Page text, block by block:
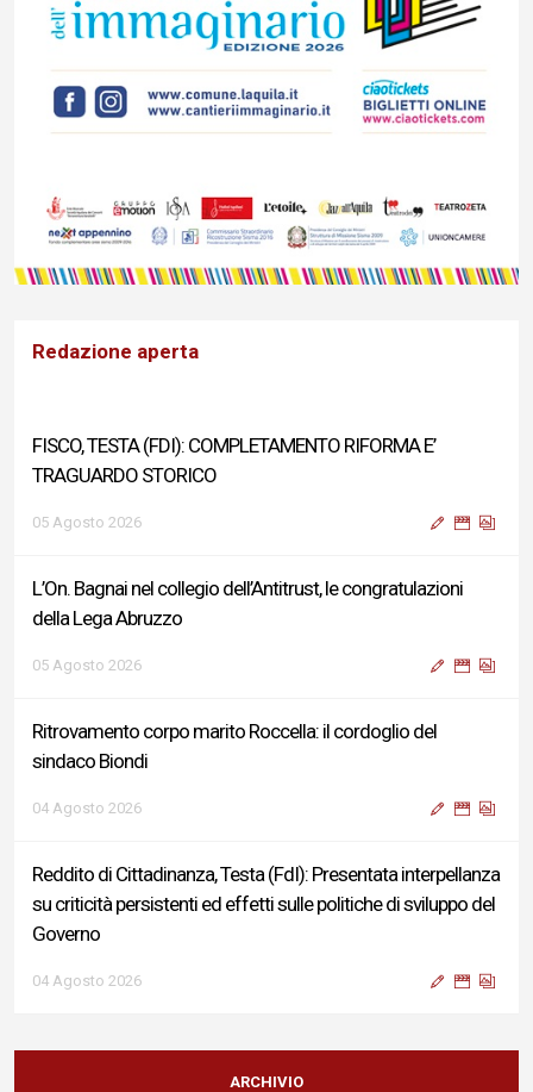
Redazione aperta
FISCO, TESTA (FDI): COMPLETAMENTO RIFORMA E’
TRAGUARDO STORICO
05 Agosto 2026
L’On. Bagnai nel collegio dell’Antitrust, le congratulazioni
della Lega Abruzzo
05 Agosto 2026
Ritrovamento corpo marito Roccella: il cordoglio del
sindaco Biondi
04 Agosto 2026
Reddito di Cittadinanza, Testa (FdI): Presentata interpellanza
su criticità persistenti ed effetti sulle politiche di sviluppo del
Governo
04 Agosto 2026
Sigismondi, Liris e Testa: “Profondo cordoglio e vicinanza al
Ministro Roccella e alla sua famiglia”
ARCHIVIO